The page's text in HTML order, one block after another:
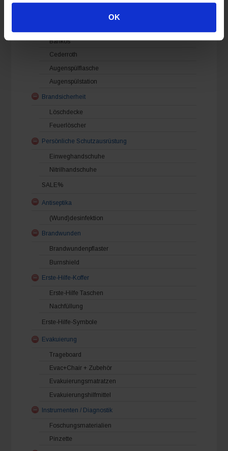
OK
Barikos
Cederroth
Augenspülflasche
Augenspülstation
Brandsicherheit
Löschdecke
Feuerlöscher
Persönliche Schutzausrüstung
Einweghandschuhe
Nitrilhandschuhe
SALE%
Antiseptika
(Wund)desinfektion
Brandwunden
Brandwundenpflaster
Burnshield
Erste-Hilfe-Koffer
Erste-Hilfe Taschen
Nachfüllung
Erste-Hilfe-Symbole
Evakuierung
Trageboard
Evac+Chair + Zubehör
Evakuierungsmatratzen
Evakuierungshilfmittel
Instrumenten / Diagnostik
Foschungsmaterialien
Pinzette